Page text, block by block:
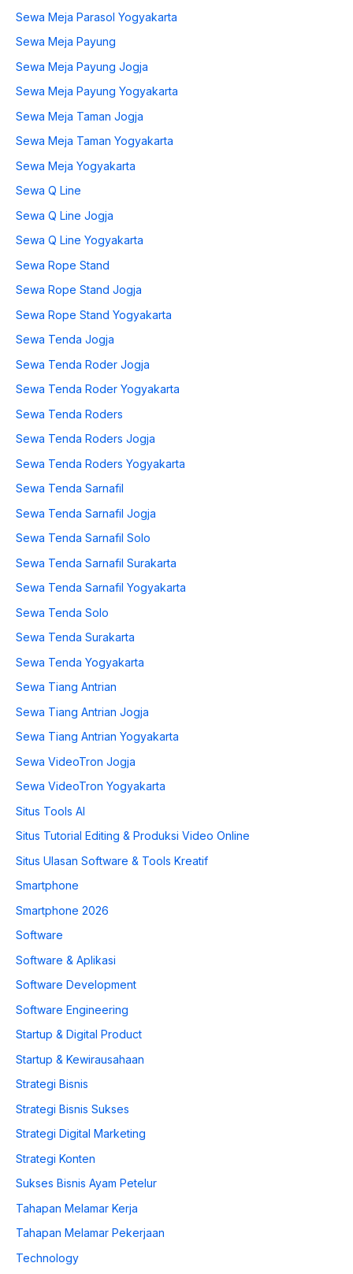
Sewa Meja Parasol Yogyakarta
Sewa Meja Payung
Sewa Meja Payung Jogja
Sewa Meja Payung Yogyakarta
Sewa Meja Taman Jogja
Sewa Meja Taman Yogyakarta
Sewa Meja Yogyakarta
Sewa Q Line
Sewa Q Line Jogja
Sewa Q Line Yogyakarta
Sewa Rope Stand
Sewa Rope Stand Jogja
Sewa Rope Stand Yogyakarta
Sewa Tenda Jogja
Sewa Tenda Roder Jogja
Sewa Tenda Roder Yogyakarta
Sewa Tenda Roders
Sewa Tenda Roders Jogja
Sewa Tenda Roders Yogyakarta
Sewa Tenda Sarnafil
Sewa Tenda Sarnafil Jogja
Sewa Tenda Sarnafil Solo
Sewa Tenda Sarnafil Surakarta
Sewa Tenda Sarnafil Yogyakarta
Sewa Tenda Solo
Sewa Tenda Surakarta
Sewa Tenda Yogyakarta
Sewa Tiang Antrian
Sewa Tiang Antrian Jogja
Sewa Tiang Antrian Yogyakarta
Sewa VideoTron Jogja
Sewa VideoTron Yogyakarta
Situs Tools AI
Situs Tutorial Editing & Produksi Video Online
Situs Ulasan Software & Tools Kreatif
Smartphone
Smartphone 2026
Software
Software & Aplikasi
Software Development
Software Engineering
Startup & Digital Product
Startup & Kewirausahaan
Strategi Bisnis
Strategi Bisnis Sukses
Strategi Digital Marketing
Strategi Konten
Sukses Bisnis Ayam Petelur
Tahapan Melamar Kerja
Tahapan Melamar Pekerjaan
Technology